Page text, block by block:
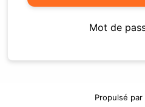
Mot de
Propulsé par